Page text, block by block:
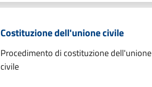
Costituzione dell'unione civile
Procedimento di costituzione dell'unione
civile